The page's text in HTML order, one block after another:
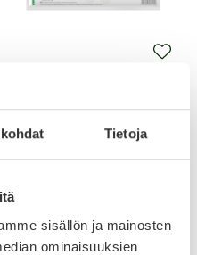
Tietoja
sisällön ja mainosten
ominaisuuksien
MEDRULL ULTRA PORE
30 CM 1 KPL
1,90 €